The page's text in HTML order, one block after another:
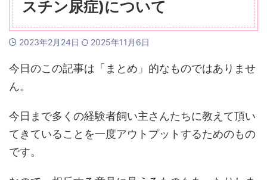
スチン尿症)について
2023年2月24日 2025年11月6日
今日のこの記事は「まとめ」的なものではありませ
ん。
今日まで多くの経験者飼い主さんたちに教えて頂い
てきていることを一度アウトプットするためのもの
です。